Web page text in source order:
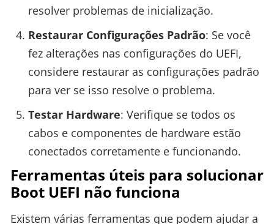
resolver problemas de inicialização.
Restaurar Configurações Padrão: Se você
fez alterações nas configurações do UEFI,
considere restaurar as configurações padrão
para ver se isso resolve o problema.
Testar Hardware: Verifique se todos os
cabos e componentes de hardware estão
conectados corretamente e funcionando.
Ferramentas úteis para solucionar
Boot UEFI não funciona
Existem várias ferramentas que podem ajudar a